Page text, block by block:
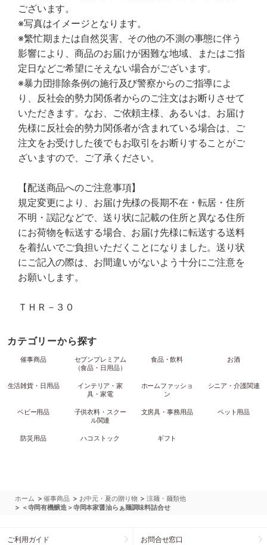
ございます。
※写真はイメージとなります。
※繁忙期または自然災害、その他の不測の事態に伴う
影響により、商品のお届けが困難な地域、またはご指
定日などご希望にそえない場合がございます。
※暴力団排除条例の施行及び警察からのご指導によ
り、反社会的勢力関係者からのご注文はお断りさせて
いただきます。なお、ご依頼主様、あるいは、お届け
先様に反社会的勢力関係者が含まれている場合は、ご
注文をお受けした後でもお取引をお断りすることがご
ざいますので、ご了承ください。
【配送商品へのご注意事項】
規定変更により、お届け先様の長期不在・転居・住所
不明・誤記などで、送り状に記載の住所と異なる住所
にお荷物を転送する場合、お届け先様に転送する送料
を着払いでご負担いただくことになりました。送り状
にご記入の際は、お間違いがないよう十分にご注意を
お願いします。
ＴＨＲ－３０
カテゴリーから探す
催事商品
セブンプレミアム
（食品・日用品）
食品・飲料 お酒
生活雑貨・日用品
インテリア・家
具・家電
ホームファッショ
ン
シニア・介護関連
ベビー用品
子供衣料・スクー
ル関連
文房具・事務用品 ペット用品
防災用品 ハコストック ギフト
ホーム >催事商品 > お中元・夏の贈り物 >涼麺・麺類他
> ＜寺岡有機醸造＞寺岡本家醤油らぁ麺調味料詰合せ
ご利用ガイド お問合せ窓口